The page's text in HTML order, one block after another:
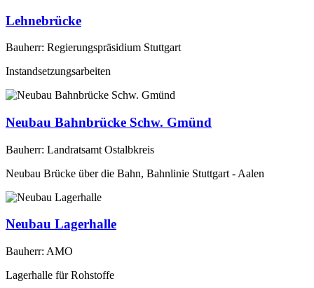
Lehnebrücke
Bauherr: Regierungspräsidium Stuttgart
Instandsetzungsarbeiten
Neubau Bahnbrücke Schw. Gmünd
Bauherr: Landratsamt Ostalbkreis
Neubau Brücke über die Bahn, Bahnlinie Stuttgart - Aalen
Neubau Lagerhalle
Bauherr: AMO
Lagerhalle für Rohstoffe